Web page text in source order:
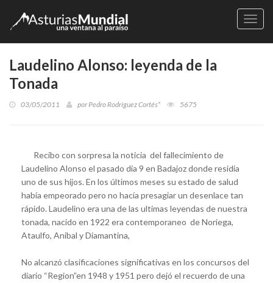
Laudelino Alonso: leyenda de la
Tonada
03/05/2011 porPedro Rodríguez Cortés* 5675
Recibo con sorpresa la noticia del fallecimiento de
Laudelino Alonso el pasado dia 9 en Badajoz donde residia
uno de sus hijos. En los últimos meses su estado de salud
había empeorado pero no hacía presagiar un desenlace tan
rápido. Laudelino era una de las ultimas leyendas de nuestra
tonada, nacido en 1922 era contemporaneo de Noriega,
Ataulfo, Anibal y Diamantina,
No alcanzó clasificaciones significativas en los concursos del
diario “Region”en 1948 y 1951 pero dejó el recuerdo de una